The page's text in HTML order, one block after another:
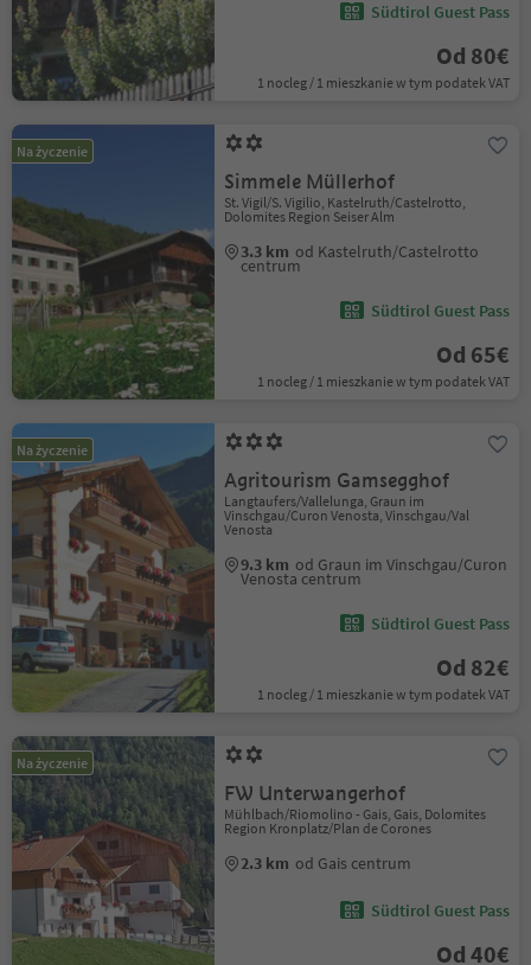
Südtirol Guest Pass
Od 80€
1 nocleg / 1 mieszkanie w tym podatek VAT
Na życzenie
Simmele Müllerhof
St. Vigil/S. Vigilio, Kastelruth/Castelrotto,
Dolomites Region Seiser Alm
3.3 km od Kastelruth/Castelrotto
centrum
Südtirol Guest Pass
Od 65€
1 nocleg / 1 mieszkanie w tym podatek VAT
Na życzenie
Agritourism Gamsegghof
Langtaufers/Vallelunga, Graun im
Vinschgau/Curon Venosta, Vinschgau/Val
Venosta
9.3 km od Graun im Vinschgau/Curon
Venosta centrum
Südtirol Guest Pass
Od 82€
1 nocleg / 1 mieszkanie w tym podatek VAT
Na życzenie
FW Unterwangerhof
Mühlbach/Riomolino - Gais, Gais, Dolomites
Region Kronplatz/Plan de Corones
2.3 km od Gais centrum
Südtirol Guest Pass
Od 40€